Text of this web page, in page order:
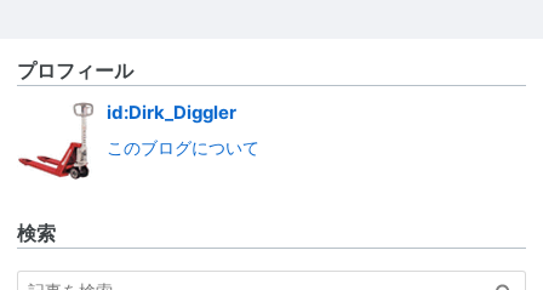
プロフィール
id:Dirk_Diggler
このブログについて
検索